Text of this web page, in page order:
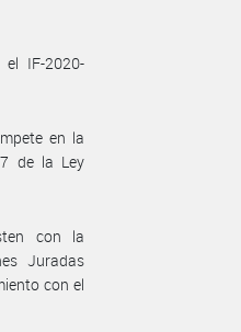
IF-2020-
en la
de la Ley
con la
Juradas
con el